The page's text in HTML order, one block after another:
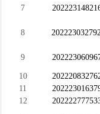
7
8
9
10
11
12